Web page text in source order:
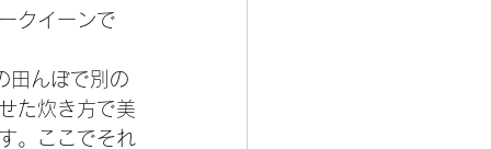
クイーンで
田んぼで別の
た炊き方で美
。ここでそれ